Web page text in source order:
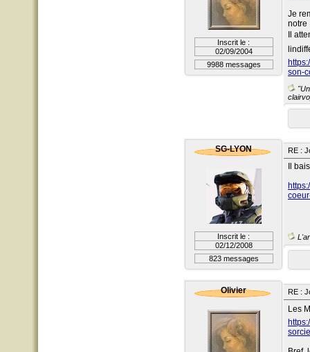
Inscrit le :
02/09/2004
9988 messages
Je
notre
Il
son-
SG-LYON
Inscrit le :
02/12/2008
823 messages
RE :
Il
Olivier RE :
Les